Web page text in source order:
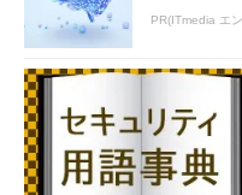
ッセージが出ます。--
するとコンパイル時にも
ちなみに、C89からC99へ
Rationale」を見ると、C99
ラリに入れるかどうか議論
2011年に改定されたC言語仕
PR(ITmedia エ